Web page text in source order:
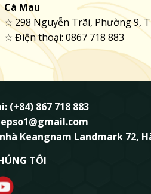
Cà Mau
☆ 298 Nguyễn Trãi, Phường 9,
☆ Điện thoại: 0867 718 883
(+84) 867 718 883
Keangnam Landmark 72,
TÔI